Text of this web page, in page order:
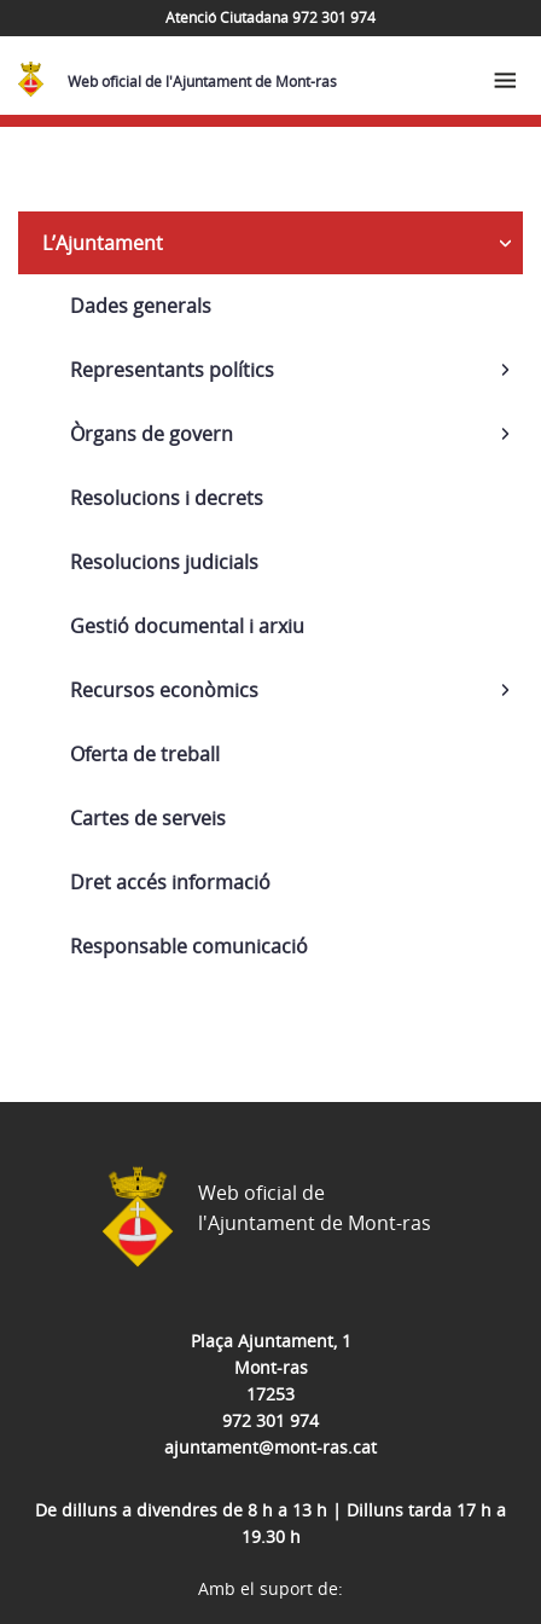
Atenció Ciutadana 972 301 974
Web oficial de l'Ajuntament de Mont-ras
Inventari
general
L’Ajuntament
Dades generals
Representants polítics
Òrgans de govern
Resolucions i decrets
Resolucions judicials
Gestió documental i arxiu
Recursos econòmics
Oferta de treball
Cartes de serveis
Dret accés informació
Responsable comunicació
Plaça Ajuntament, 1
Mont-ras
17253
972 301 974
ajuntament@mont-ras.cat
De dilluns a divendres de 8 h a 13 h | Dilluns tarda 17 h a
19.30 h
Web oficial de
l'Ajuntament de Mont-ras
Amb el suport de: